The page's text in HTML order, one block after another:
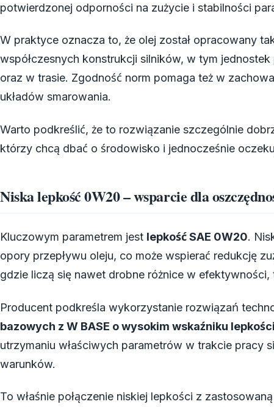
potwierdzonej odporności na zużycie i stabilności
W praktyce oznacza to, że olej został opracowany
współczesnych konstrukcji silników, w tym
oraz w trasie. Zgodność norm pomaga też w
układów smarowania.
Warto podkreślić, że to rozwiązanie szczególnie
którzy chcą dbać o środowisko i jednocześnie
Niska lepkość 0W20 – wsparcie dla
Kluczowym parametrem jest lepkość SAE 0W20.
opory przepływu oleju, co może wspierać redukcję
gdzie liczą się nawet drobne różnice w
Producent podkreśla wykorzystanie rozwiązań
bazowych z W BASE o wysokim wskaźniku lepkości
utrzymaniu właściwych parametrów w trakcie pracy
warunków.
To właśnie połączenie niskiej lepkości z